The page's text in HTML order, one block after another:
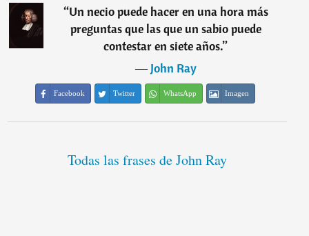
“Un necio puede hacer en una hora más
preguntas que las que un sabio puede
contestar en siete años.”
―John Ray
Facebook Twitter WhatsApp Imagen
Todas las frases de John Ray